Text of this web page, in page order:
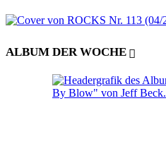
ALBUM DER WOCHE